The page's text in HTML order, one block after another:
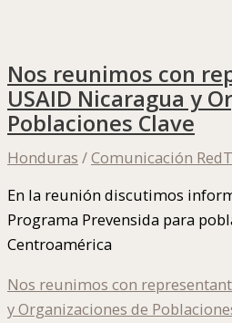
Nos reunimos con
USAID Nicaragua y
Poblaciones Clave
Honduras /Comunicación
En la reunión discutimos
Programa Prevensida para
Centroamérica
Nos reunimos con
y Organizaciones de